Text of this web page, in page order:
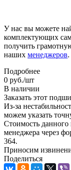
У нас вы можете
комплектующих
получить
наших менеджеров.
Подробнее
0 руб./шт
В наличии
Заказать этот
Из-за
можем указать
Стоимость
менеджера через
364.
Приносим
Поделиться